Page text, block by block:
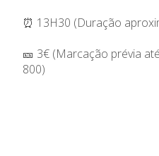
⏰ 13H30 (Duração
🎫 3€ (Marcação prévia
800)